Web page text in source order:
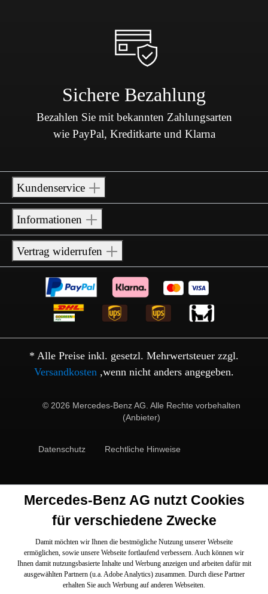
Sichere Bezahlung
Bezahlen Sie mit bekannten Zahlungsarten
wie PayPal, Kreditkarte und Klarna
Kundenservice
Informationen
Vertrag widerrufen
* Alle Preise inkl. gesetzl. Mehrwertsteuer zzgl.
Versandkosten ,wenn nicht anders angegeben.
© 2026 Mercedes-Benz AG. Alle Rechte vorbehalten
(Anbieter)
Datenschutz Rechtliche Hinweise
Mercedes-Benz AG nutzt Cookies
für verschiedene Zwecke
Damit möchten wir Ihnen die bestmögliche Nutzung unserer Webseite
ermöglichen, sowie unsere Webseite fortlaufend verbessern. Auch können wir
Ihnen damit nutzungsbasierte Inhalte und Werbung anzeigen und arbeiten dafür mit
ausgewählten Partnern (u.a. Adobe Analytics) zusammen. Durch diese Partner
erhalten Sie auch Werbung auf anderen Webseiten.